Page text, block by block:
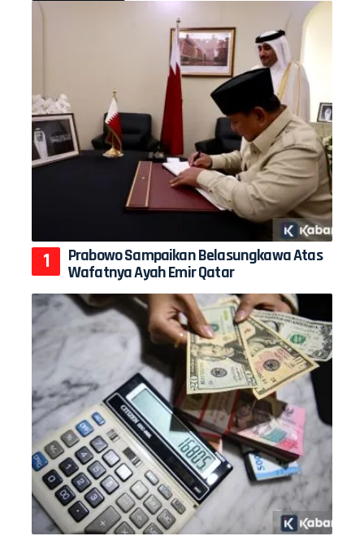
Prabowo Sampaikan Belasungkawa Atas
Wafatnya Ayah Emir Qatar